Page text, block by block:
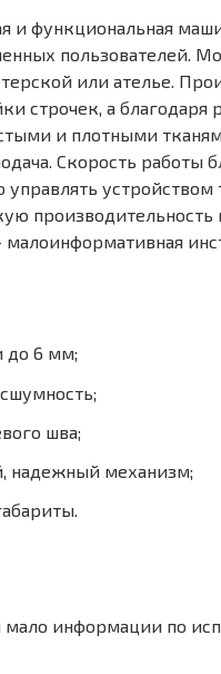
и функциональная
пользователей.
или ателье.
строчек, а
и плотными
Скорость работы
устройством
до 6 мм;
шва;
надежный механизм;
мало информации по